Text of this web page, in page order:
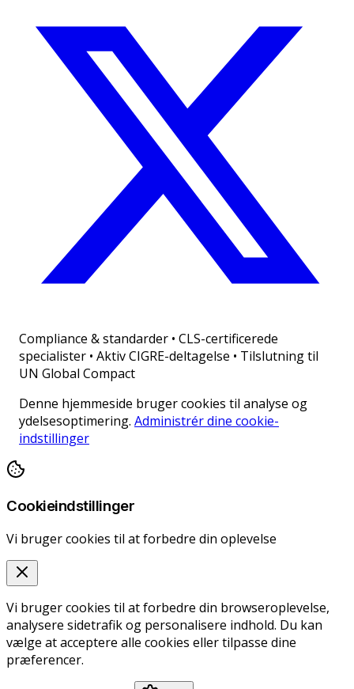
Compliance & standarder • CLS-certificerede
specialister • Aktiv CIGRE-deltagelse • Tilslutning til
UN Global Compact
Denne hjemmeside bruger cookies til analyse og
ydelsesoptimering. Administrér dine cookie-
indstillinger
Cookieindstillinger
Vi bruger cookies til at forbedre din oplevelse
Vi bruger cookies til at forbedre din browseroplevelse,
analysere sidetrafik og personalisere indhold. Du kan
vælge at acceptere alle cookies eller tilpasse dine
præferencer.